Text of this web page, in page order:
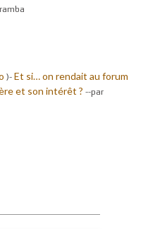
)- Et si… on rendait au forum
et son intérêt ? --par